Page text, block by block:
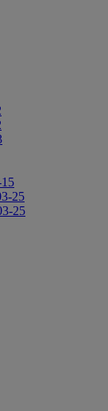
25
25